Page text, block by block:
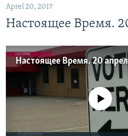
Aprel 20, 2017
Настоящее Время.
Настоящее Время. 20
No media source